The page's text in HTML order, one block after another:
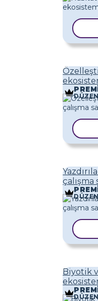
çalışma
DÜZEN
Biyotik
DÜZEN